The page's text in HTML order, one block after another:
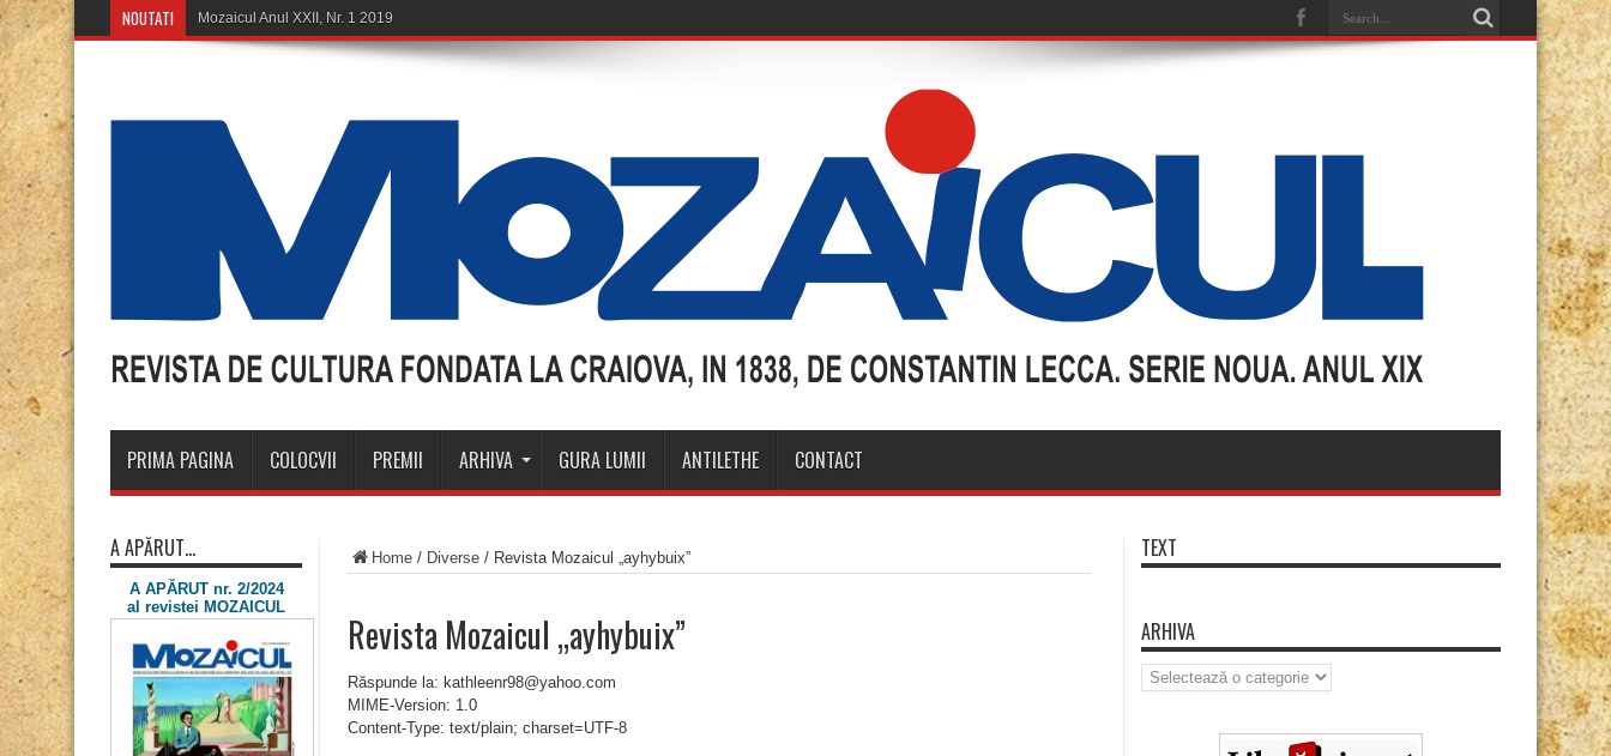
NOUTATI Mozaicul Anul XXII, Nr. 1 2019
PRIMA PAGINA COLOCVII PREMII ARHIVA GURA LUMII ANTILETHE CONTACT
Home / Diverse / Revista Mozaicul „ayhybuix”
Revista Mozaicul „ayhybuix”
Răspunde la: kathleenr98@yahoo.com
MIME-Version: 1.0
Content-Type: text/plain; charset=UTF-8
A APĂRUT…
A APĂRUT nr. 2/2024
al revistei MOZAICUL
TEXT
ARHIVA
Arhiva